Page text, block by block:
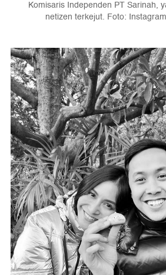
Komisaris Independen PT Sarinah,
netizen terkejut. Foto: